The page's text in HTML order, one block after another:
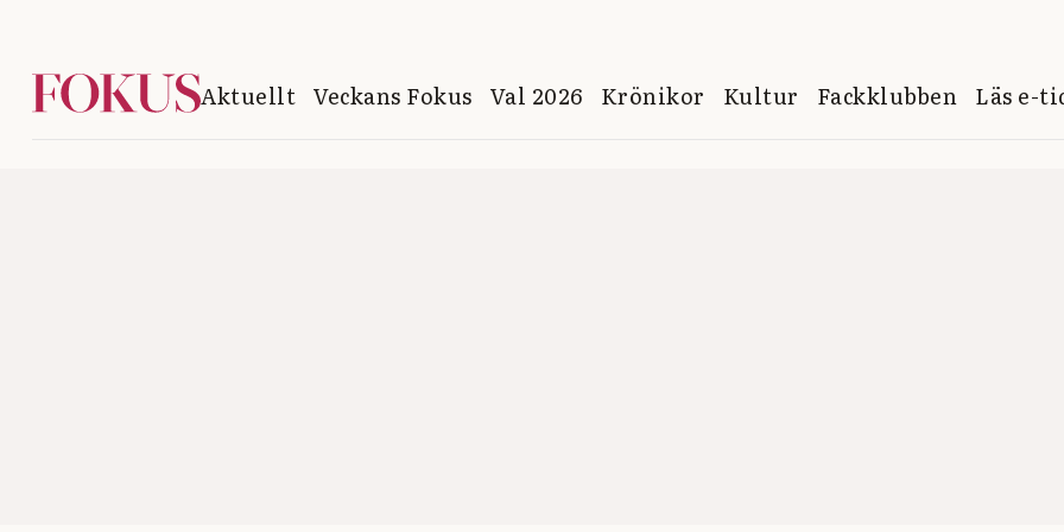
Aktuellt Veckans Fokus Val 2026 Krönikor Kultur Fackklubben Läs e-